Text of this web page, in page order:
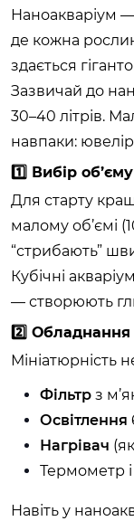
Наноакваріум
де кожна
здається
Зазвичай до
30–40 літрів.
навпаки:
1️⃣ Вибір
Для старту
малому об’ємі
“стрибають”
Кубічні
— створюють
2️⃣ Обладнання
Мініатюрність
Фільтр з
Освітлення
Нагрівач
Термометр
Навіть у